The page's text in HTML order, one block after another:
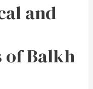
and
of Balkh